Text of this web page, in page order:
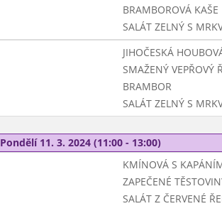
BRAMBOROVÁ KAŠE
SALÁT ZELNÝ S
JIHOČESKÁ
SMAŽENÝ VEPŘOVÝ
BRAMBOR
SALÁT ZELNÝ S
Pondělí 11. 3. 2024 (11:00 - 13:00)
KMÍNOVÁ S
ZAPEČENÉ
SALÁT Z ČERVENÉ